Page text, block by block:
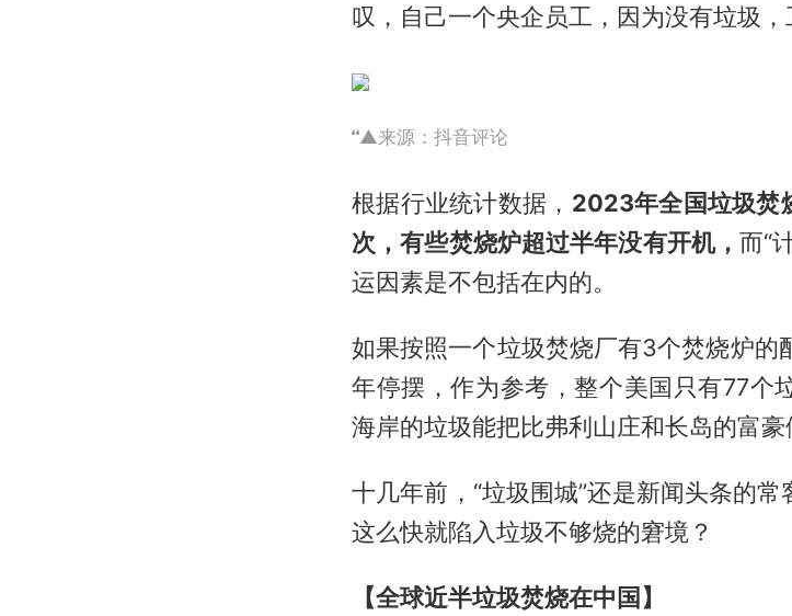
叹，自己一个央企员工，因为没有垃圾，
▲来源：抖音评论
根据行业统计数据， 2023年全国垃圾焚
次，有些焚烧炉超过半年没有开机， 而“
运因素是不包括在内的。
如果按照一个垃圾焚烧厂有3个焚烧炉的
年停摆，作为参考，整个美国只有77个
海岸的垃圾能把比弗利山庄和长岛的富豪
十几年前，“垃圾围城”还是新闻头条的
这么快就陷入垃圾不够烧的窘境？
【全球近半垃圾焚烧在中国】